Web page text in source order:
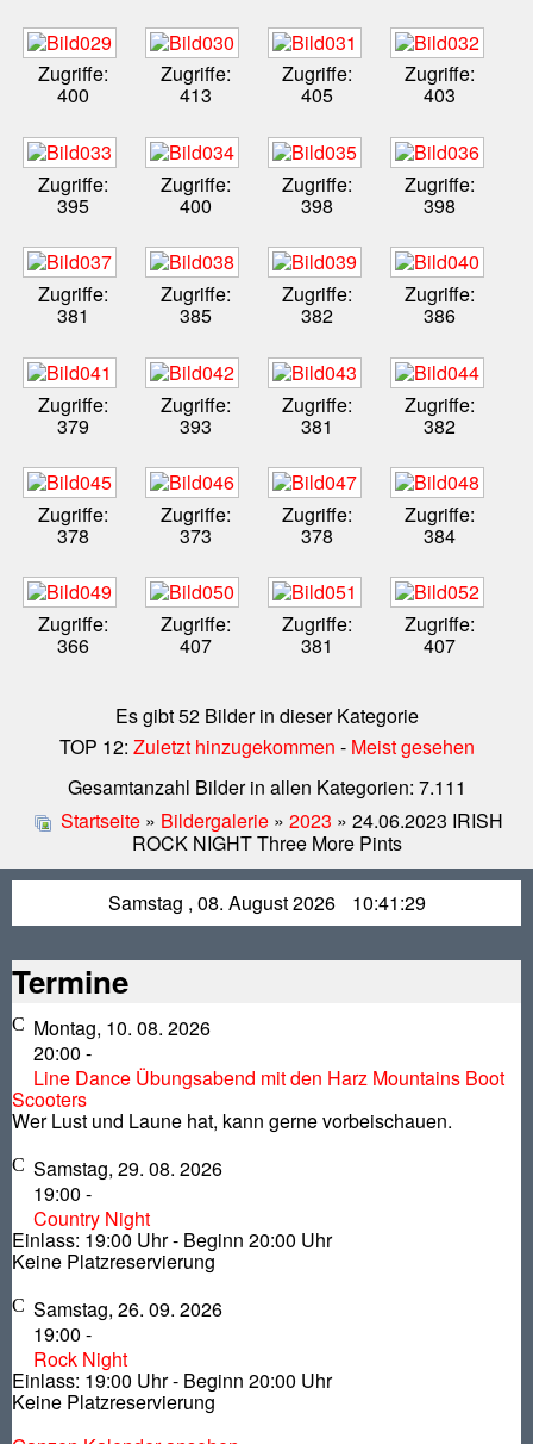
Zugriffe:
400
Zugriffe:
413
Zugriffe:
405
Zugriffe:
403
Zugriffe:
395
Zugriffe:
400
Zugriffe:
398
Zugriffe:
398
Zugriffe:
381
Zugriffe:
385
Zugriffe:
382
Zugriffe:
386
Zugriffe:
379
Zugriffe:
393
Zugriffe:
381
Zugriffe:
382
Zugriffe:
378
Zugriffe:
373
Zugriffe:
378
Zugriffe:
384
Zugriffe:
366
Zugriffe:
407
Zugriffe:
381
Zugriffe:
407
Es gibt 52 Bilder in dieser Kategorie
TOP 12: Zuletzt hinzugekommen - Meist gesehen
Gesamtanzahl Bilder in allen Kategorien: 7.111
Startseite » Bildergalerie » 2023 » 24.06.2023 IRISH
ROCK NIGHT Three More Pints
Samstag , 08. August 2026 10:41:29
Termine
Montag, 10. 08. 2026
20:00 -
Line Dance Übungsabend mit den Harz Mountains Boot
Scooters
Wer Lust und Laune hat, kann gerne vorbeischauen.
Samstag, 29. 08. 2026
19:00 -
Country Night
Einlass: 19:00 Uhr - Beginn 20:00 Uhr
Keine Platzreservierung
Samstag, 26. 09. 2026
19:00 -
Rock Night
Einlass: 19:00 Uhr - Beginn 20:00 Uhr
Keine Platzreservierung